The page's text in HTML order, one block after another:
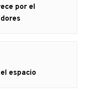
por el
espacio